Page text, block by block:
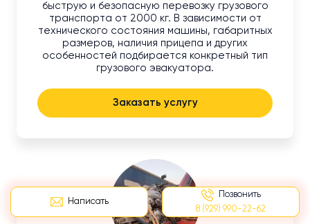
Написать
Позвонить
8 (929) 990-22-62
быструю и безопасную перевозку грузового
транспорта от 2000 кг. В зависимости от
технического состояния машины, габаритных
размеров, наличия прицепа и других
особенностей подбирается конкретный тип
грузового эвакуатора.
Заказать услугу